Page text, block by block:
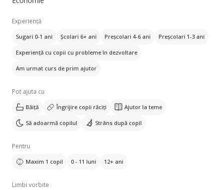
Experiență
Sugari 0-1 ani Școlari 6+ ani Preșcolari 4-6 ani Preșcolari 1-3 ani
Experiență cu copii cu probleme în dezvoltare
Am urmat curs de prim ajutor
Pot ajuta cu
Băiță Îngrijire copii răciți Ajutor la teme
Să adoarmă copilul Strâns după copil
Pentru
Maxim 1 copil 0 - 11 luni 12+ ani
Limbi vorbite